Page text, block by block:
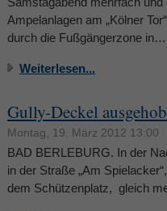
Ampelanlagen am „Kölner
durch die Fußgängerzone in…
Weiterlesen...
Gully-Deckel
Montag, 19. März 2012 13:00
BAD BERLEBURG. In der
in der Straße „Am
dem Schützenplatz, gleich